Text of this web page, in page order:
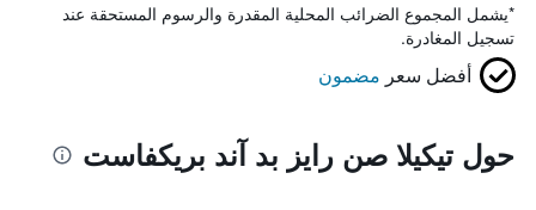
*يشمل المجموع الضرائب المحلية المقدرة والرسوم المستحقة عند
تسجيل المغادرة.
أفضل سعر مضمون
حول تيكيلا صن رايز بد آند بريكفاست